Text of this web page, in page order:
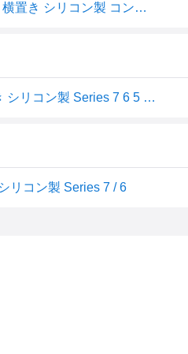
エレコム ELECOM Apple Watch アップルウォッチ 充電器スタンド 横置き シリコン製 コンパクト ブラック AW-DSCHSBK
AW-DSCHSBK Apple Watch アップルウォッチ 充電器 スタンド 横置き シリコン製 Series 7 6 5 4 3 2 1/SE ブラック
リコン製 Series 7 / 6